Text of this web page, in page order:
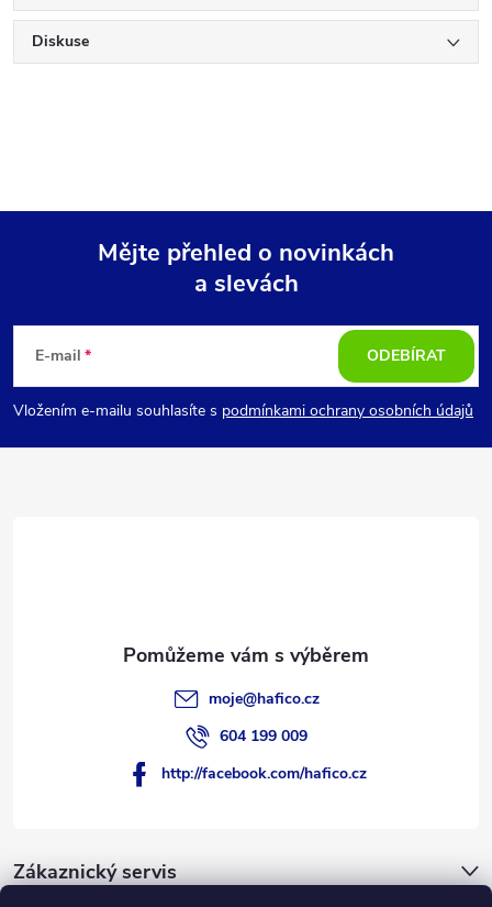
Diskuse
p
a
Mějte přehled o novinkách
a slevách
E-mail
Vložením e-mailu souhlasíte s podmínkami ochrany osobních údajů
ODEBÍRAT
Zákaznický servis
moje@hafico.cz
604 199 009
http://facebook.com/hafico.cz